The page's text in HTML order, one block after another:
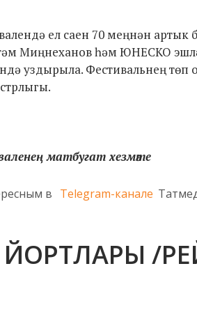
ел саен 70 меңнән артык
Миңнеханов һәм ЮНЕСКО
уздырыла. Фестивальнең төп
матбугат хезмәте
в Telegram-канале
ЙОРТЛАРЫ /